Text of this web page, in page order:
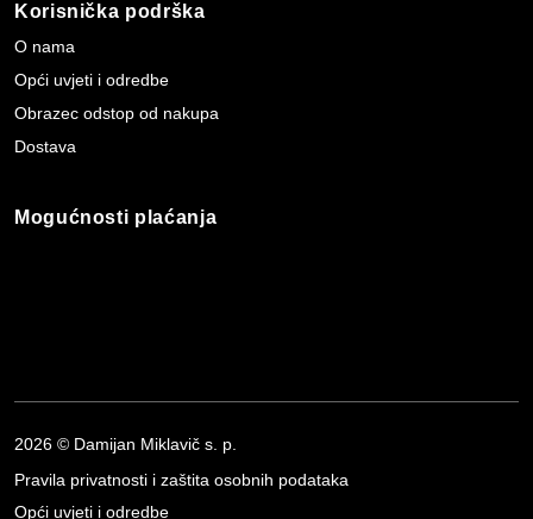
Korisnička podrška
O nama
Opći uvjeti i odredbe
Obrazec odstop od nakupa
Dostava
Mogućnosti plaćanja
2026 © Damijan Miklavič s. p.
Pravila privatnosti i zaštita osobnih podataka
Opći uvjeti i odredbe